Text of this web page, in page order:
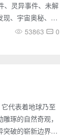
、灵异事件、未解
现、宇宙奥秘、吉
带来了无数神秘之
53863 0
代表着地球乃至
琢的自然奇观，
突破的崭新边界，